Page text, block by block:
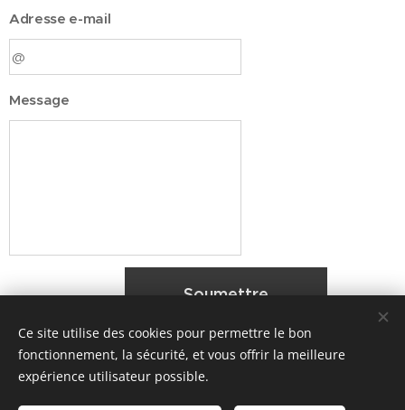
Adresse e-mail
Message
Soumettre
Ce site utilise des cookies pour permettre le bon
fonctionnement, la sécurité, et vous offrir la meilleure
expérience utilisateur possible.